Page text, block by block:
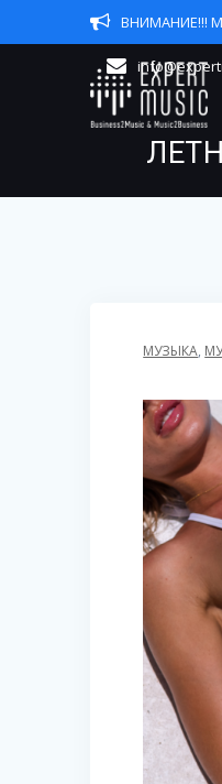
к
ВНИМАНИЕ!!!
МУЗЫКА,